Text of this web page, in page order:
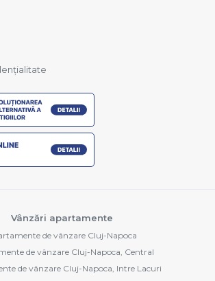
Vânzări apartamente
de vânzare Cluj-Napoca
de vânzare Cluj-Napoca, Central
de vânzare Cluj-Napoca, Intre Lacuri